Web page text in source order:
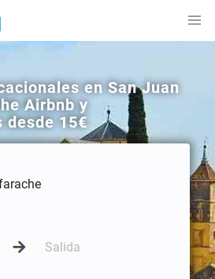
en San Juan
Airbnb y
desde 15€